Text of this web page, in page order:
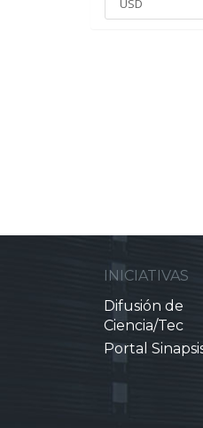
INICIATIVAS
Difusión de
Ciencia/Tec
Portal